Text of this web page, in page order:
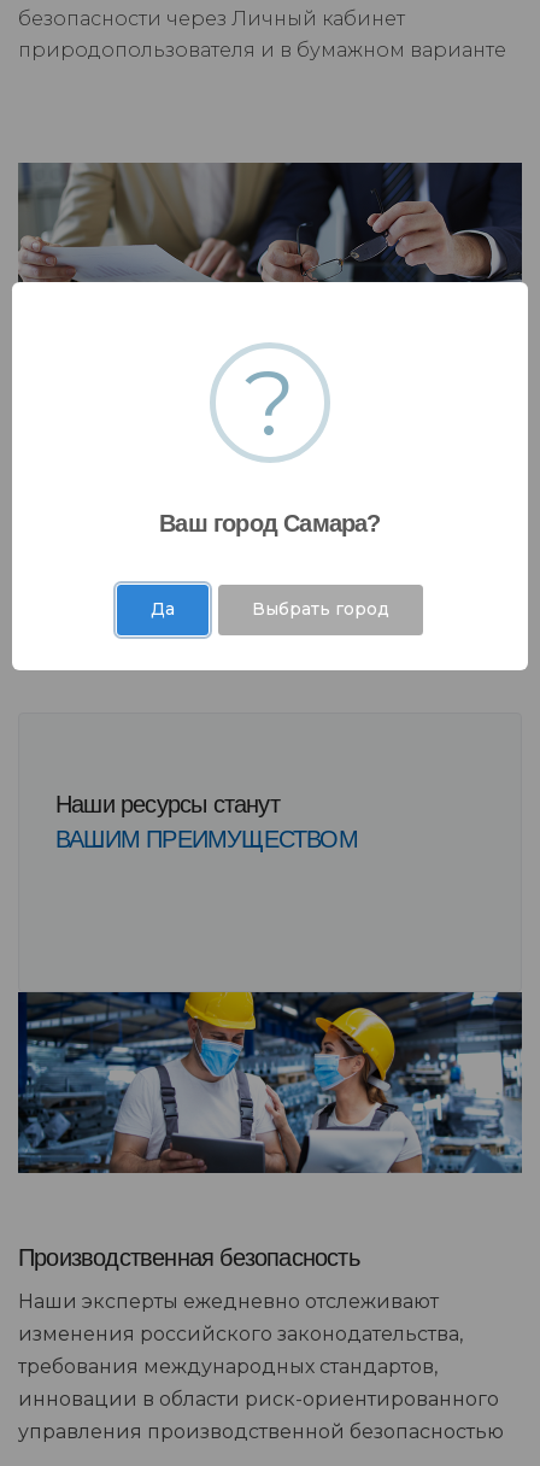
безопасности через Личный кабинет
природопользователя и в бумажном варианте
Постановка на учет объектов НВОС
Поставим на учет новый объект негативного
воздействия на окружающую среду, поможем
Наши ресурсы станут
ВАШИМ ПРЕИМУЩЕСТВОМ
Производственная безопасность
Наши эксперты ежедневно отслеживают
изменения российского законодательства,
требования международных стандартов,
инновации в области риск-ориентированного
управления производственной безопасностью
?
Ваш город Самара?
Да Выбрать город